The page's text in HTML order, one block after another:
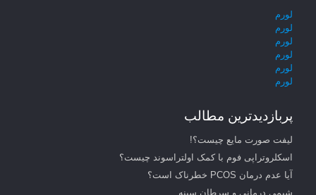
لورم
لورم
لورم
لورم
لورم
لورم
پربازدیدترین مطالب
لیفت صورت مایع چیست؟!
اسکلروتراپی فوم با کمک اولتراسوند چیست؟
آیا عدم درمان PCOS خطرناک است؟
شیمی درمانی و سرطان سینه